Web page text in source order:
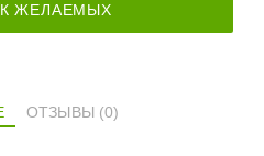
ЖЕЛАЕМЫХ
ОТЗЫВЫ (0)